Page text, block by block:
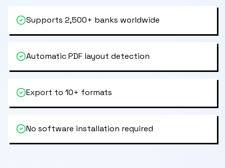
Supports 2,500+ banks worldwide
Automatic PDF layout detection
Export to 10+ formats
No software installation required